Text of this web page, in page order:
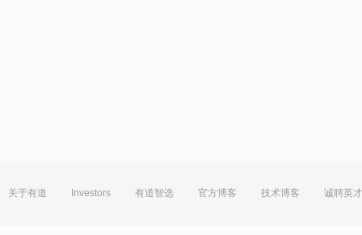
关于有道 Investors 有道智选 官方博客 技术博客 诚聘英才